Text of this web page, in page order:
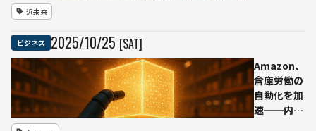
月打ち上
げ Crusoe
と提携し
「宇宙クラ
近未来
ビジネス 2025/10/25 [SAT]
Amazon、
倉庫労働の
自動化を加
速──内部